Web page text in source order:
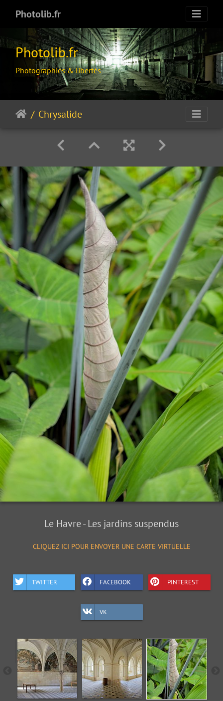
Photolib.fr
Photolib.fr
Photographies & libertés
Chrysalide
Le Havre - Les jardins suspendus
CLIQUEZ ICI POUR ENVOYER UNE CARTE VIRTUELLE
TWITTER FACEBOOK PINTEREST
VK